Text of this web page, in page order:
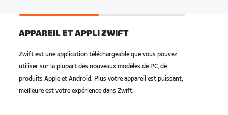
APPAREIL ET APPLI ZWIFT
Zwift est une application téléchargeable que vous pouvez
utiliser sur la plupart des nouveaux modèles de PC, de
produits Apple et Android. Plus votre appareil est puissant,
meilleure est votre expérience dans Zwift.